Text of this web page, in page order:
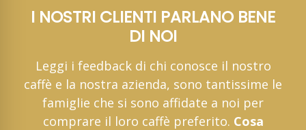
I NOSTRI CLIENTI PARLANO BENE
DI NOI
Leggi i feedback di chi conosce il nostro
caffè e la nostra azienda, sono tantissime le
famiglie che si sono affidate a noi per
comprare il loro caffè preferito. Cosa